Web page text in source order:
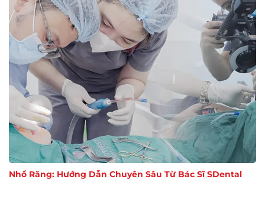
Nhổ Răng: Hướng Dẫn Chuyên Sâu Từ Bác Sĩ SDental